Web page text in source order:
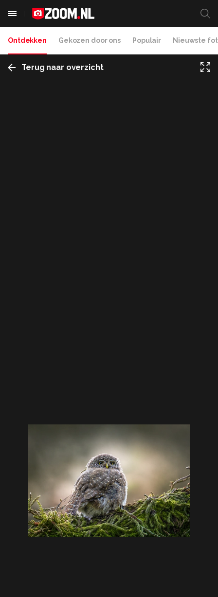
Ontdekken Gekozen door ons Populair Nieuwste
Terug naar overzicht